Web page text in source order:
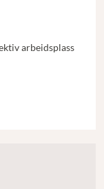
arbeidsplass